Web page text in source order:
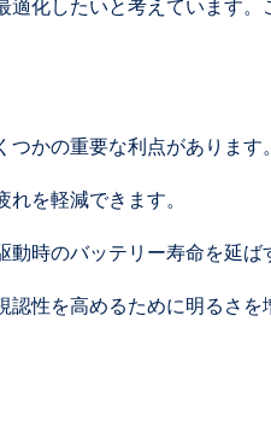
化したいと考えています
かの重要な利点があります。
を軽減できます。
時のバッテリー寿命を延ば
性を高めるために明るさを